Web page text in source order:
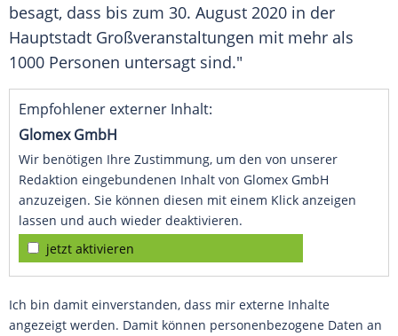
besagt, dass bis zum 30. August 2020 in der
Hauptstadt Großveranstaltungen mit mehr als
1000 Personen untersagt sind."
Empfohlener externer Inhalt:
Glomex GmbH
Wir benötigen Ihre Zustimmung, um den von unserer
Redaktion eingebundenen Inhalt von Glomex GmbH
anzuzeigen. Sie können diesen mit einem Klick anzeigen
lassen und auch wieder deaktivieren.
jetzt aktivieren
Ich bin damit einverstanden, dass mir externe Inhalte
angezeigt werden. Damit können personenbezogene Daten an